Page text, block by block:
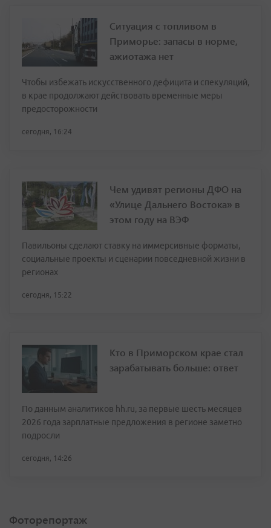
Ситуация с топливом в
Приморье: запасы в норме,
ажиотажа нет
Чтобы избежать искусственного дефицита и спекуляций,
в крае продолжают действовать временные меры
предосторожности
сегодня, 16:24
Чем удивят регионы ДФО на
«Улице Дальнего Востока» в
этом году на ВЭФ
Павильоны сделают ставку на иммерсивные форматы,
социальные проекты и сценарии повседневной жизни в
регионах
сегодня, 15:22
Кто в Приморском крае стал
зарабатывать больше: ответ
По данным аналитиков hh.ru, за первые шесть месяцев
2026 года зарплатные предложения в регионе заметно
подросли
сегодня, 14:26
Фоторепортаж